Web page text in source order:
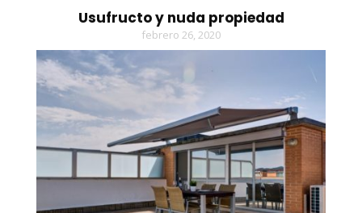
Usufructo y nuda propiedad
febrero 26, 2020